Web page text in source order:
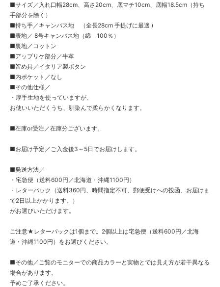
■サイズ／入れ口幅28cm、高さ20cm、底マチ10cm、底幅18.5cm（持ち
手部分を除く）
■持ち手／キャンバス地 （全長28cm 手提げに最適 )
■表地／ 8号キャンバス地（綿 100％）
■裏地／コットン
■アップリケ部分／牛革
■留め具／イタリア製ボタン
■内ポケット／なし
■その他仕様／
・厚手生地を使っていますが、
お使いいただくうち、馴染んで柔らかくなります。
■在庫or受注／在庫分ございます。
■お届け予定／ご入金後3～5日でお届けします。
■発送方法／
・宅急便（送料600円／北海道・沖縄1100円）
・レターパック（送料360円、時間指定不可、郵便受けへの投函、お届けま
で2日以上かかります。）
がお選びいただけます。
ご注意★レターパックは1個まで。2個以上は宅急便（送料600円／北海
道・沖縄1100円）をお選びください。
■その他／ご覧のモニターでの商品カラーと実物とでは見え方が若干異なる
場合があります。
予めご了承ください。